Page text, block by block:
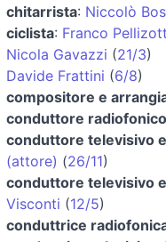
chitarrista: Niccolò
ciclista: Franco
Nicola Gavazzi (21/3)
Davide Frattini (6/8)
compositore e
conduttore radiofonico
conduttore televisivo
(attore) (26/11)
conduttore televisivo
Visconti (12/5)
conduttrice